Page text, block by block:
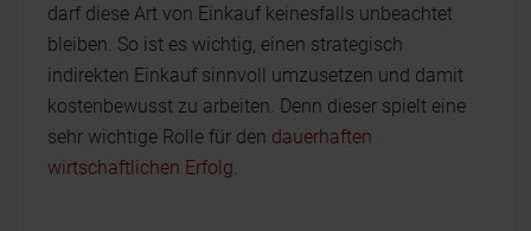
darf diese Art von Einkauf keinesfalls unbeachtet
bleiben. So ist es wichtig, einen strategisch
indirekten Einkauf sinnvoll umzusetzen und damit
kostenbewusst zu arbeiten. Denn dieser spielt eine
sehr wichtige Rolle für den dauerhaften
wirtschaftlichen Erfolg